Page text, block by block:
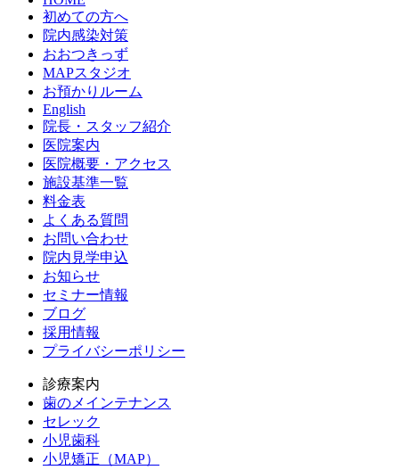
初めての方へ
院内感染対策
おおつきっず
MAPスタジオ
お預かりルーム
English
院長・スタッフ紹介
医院案内
医院概要・アクセス
施設基準一覧
料金表
よくある質問
お問い合わせ
院内見学申込
お知らせ
セミナー情報
ブログ
採用情報
プライバシーポリシー
診療案内
歯のメインテナンス
セレック
小児歯科
小児矯正（MAP）